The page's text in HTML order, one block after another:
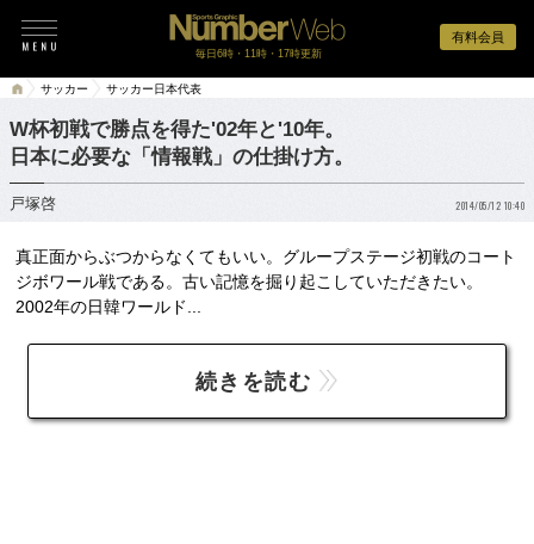
有料会員
毎日6時・11時・17時更新
サッカー サッカー日本代表
W杯初戦で勝点を得た'02年と'10年。
日本に必要な「情報戦」の仕掛け方。
戸塚啓 2014/05/12 10:40
真正面からぶつからなくてもいい。グループステージ初戦のコート
ジボワール戦である。古い記憶を掘り起こしていただきたい。
2002年の日韓ワールド...
続きを読む